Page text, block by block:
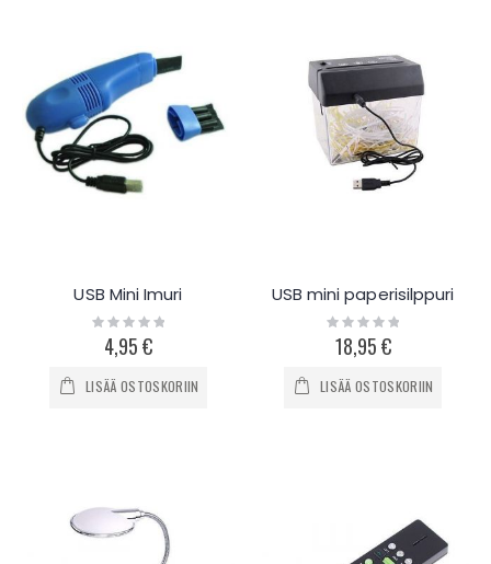
USB Mini Imuri
Rating:
0%4,95 €
LISÄÄ OSTOSKORIIN
USB mini paperisilppuri
Rating:
0%
18,95 €
LISÄÄ OSTOSKORIIN